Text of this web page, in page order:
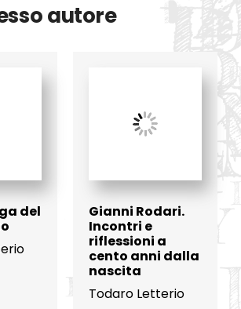
autore
del
Gianni Rodari.
Incontri e
riflessioni a
cento anni dalla
nascita
Todaro Letterio